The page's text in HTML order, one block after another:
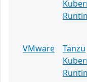
VMware
Tanzu